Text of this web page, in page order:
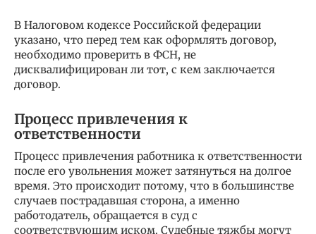
В Налоговом кодексе Российской федерации
указано, что перед тем как оформлять договор,
необходимо проверить в ФСН, не
дисквалифицирован ли тот, с кем заключается
договор.
Процесс привлечения к
ответственности
Процесс привлечения работника к ответственности
после его увольнения может затянуться на долгое
время. Это происходит потому, что в большинстве
случаев пострадавшая сторона, а именно
работодатель, обращается в суд с
соответствующим иском. Судебные тяжбы могут